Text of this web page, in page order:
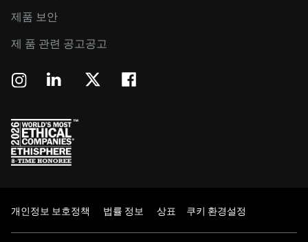
제품 보안
제 품 관련 공고공고
개인정보 보호정책 법률 정보 상표 쿠키 환경설정